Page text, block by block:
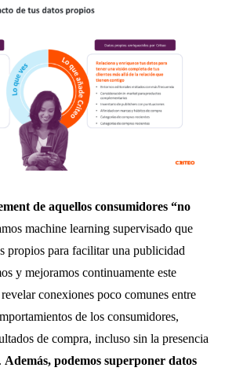
de aquellos consumidores “no
machine learning supervisado que
propios para facilitar una publicidad
y mejoramos continuamente este
conexiones poco comunes entre
de los consumidores,
de compra, incluso sin la presencia
Además, podemos superponer datos